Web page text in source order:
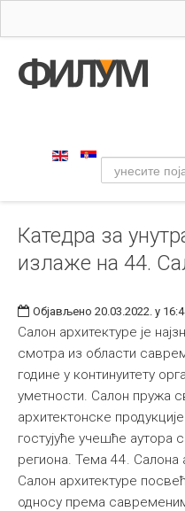
Упис
Уметност
Музичка уметност
Примењена и ликовна
Издаваштво
Библиотека
Међународна
Катедра за
излаже на 44.
Објављено 20.03.2022. у
Салон архитектуре је
смотра из области
године у континуитету
уметности. Салон пружа
архитектонске
гостујуће учешће аутора
региона. Тема 44. Салона
Салон архитектуре
односу према